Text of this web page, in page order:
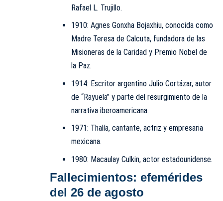
Rafael L. Trujillo.
1910: Agnes Gonxha Bojaxhiu, conocida como
Madre Teresa de Calcuta, fundadora de las
Misioneras de la Caridad y Premio Nobel de
la Paz.
1914: Escritor argentino Julio Cortázar, autor
de “Rayuela” y parte del resurgimiento de la
narrativa iberoamericana.
1971: Thalía, cantante, actriz y empresaria
mexicana.
1980: Macaulay Culkin, actor estadounidense.
Fallecimientos: efemérides
del 26 de agosto